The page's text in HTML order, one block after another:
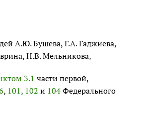
А.Ю. Бушева, Г.А. Гаджиева,
Н.В. Мельникова,
3.1 части первой,
, 101 , 102 и 104Федерального